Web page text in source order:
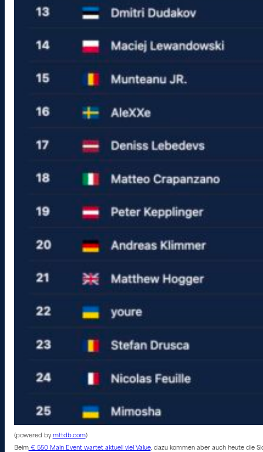
(powered bymttdb.com)
Beim€ 550 Main Event wartet aktuell viel Value, dazu kommen aber auch heute die